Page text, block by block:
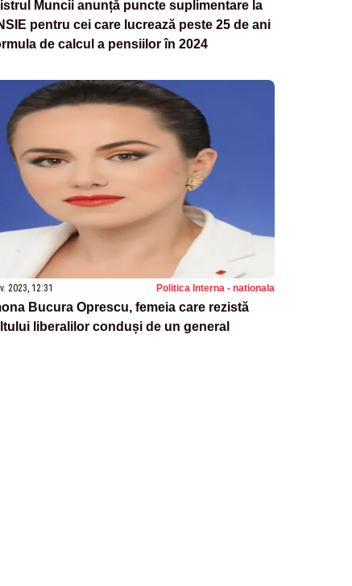
Muncii anunță puncte suplimentare la
pentru cei care lucrează peste 25 de ani
de calcul a pensiilor în 2024
2023, 12:31 Politica Interna - nationala
Bucura Oprescu, femeia care rezistă
liberalilor conduși de un general